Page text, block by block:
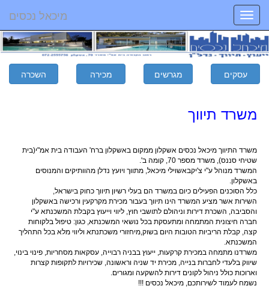
Toggle
navigation
מיכאל נכסים
תיווך
התיווך מיכאל נכסים אשקלון ממקום באשקלון ברח' העבודה בית אמ"י(בית
סננס), משרד מספר 70, קומה ב'.
מנוהל ע"י צ'יקבאשוילי מיכאל, מתווך ויועץ נדלן מהוותיקים והמנוסים
הסוכנים הפעילים כיום במשרד הם בעלי רשיון תיווך כחוק בישראל,
אשר מציע המשרד הינו תיווך בעבור מכירת מקרקעין ורכישה באשקלון
השכרת דירות וניהולם לתושבי חוץ, ליווי וייעוץ בקבלת המשכנתא ע"י
חיצונית המתמחה ומתעסקת בכל נושאי המשכנתא, כגון: טיפול בלקוחות
קבלת הריביות הטובות היום בשוק,מיחזורי משכתנתא וליווי מלא בכל התהליך
מתמחה במכירת קרקעות, ייעוץ בבניה רבוייה, עסקאות מסחריות, פינוי בינוי,
בלעדי לחברות בנייה, מכירת יד שניה וראשונה, שכירויות לתקופות קצרות
כולל ניהול לקונים דירות להשקעה ומגורים.
לעמוד לשירותכם, מיכאל נכסים !!!